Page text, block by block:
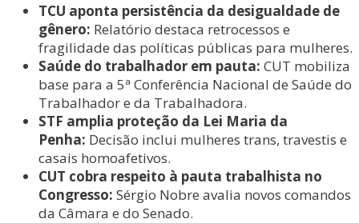
TCU aponta persistência da desigualdade de
gênero: Relatório destaca retrocessos e
fragilidade das políticas públicas para mulheres.
Saúde do trabalhador em pauta: CUT mobiliza
base para a 5ª Conferência Nacional de Saúde do
Trabalhador e da Trabalhadora.
STF amplia proteção da Lei Maria da
Penha: Decisão inclui mulheres trans, travestis e
casais homoafetivos.
CUT cobra respeito à pauta trabalhista no
Congresso: Sérgio Nobre avalia novos comandos
da Câmara e do Senado.